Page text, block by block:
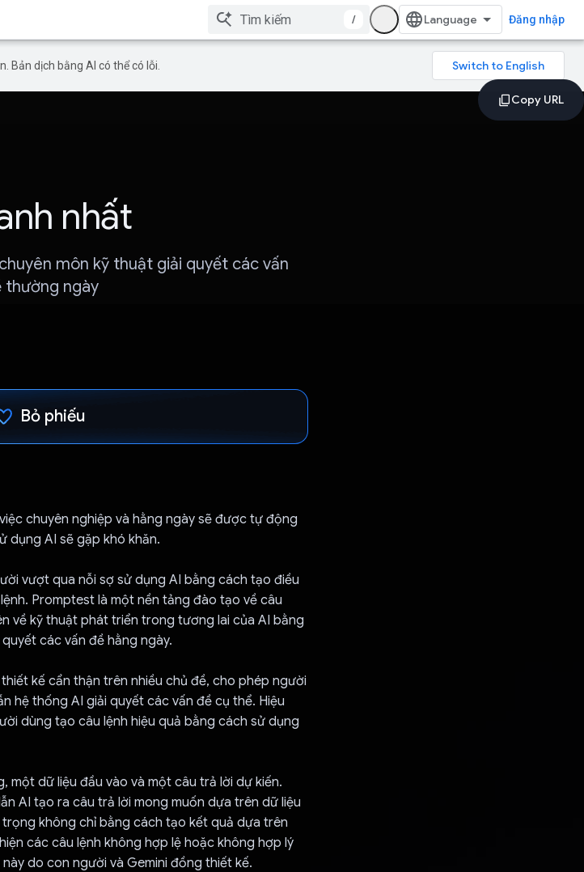
/ Đăng nhập
Bản dịch bằng AI có thể có lỗi.
nhất
môn kỹ thuật giải quyết các vấn
thường ngày
Bỏ phiếu
chuyên nghiệp và hằng ngày sẽ được tự động
dụng AI sẽ gặp khó khăn.
vượt qua nỗi sợ sử dụng AI bằng cách tạo điều
Promptest là một nền tảng đào tạo về câu
về kỹ thuật phát triển trong tương lai của AI bằng
các vấn đề hằng ngày.
kế cẩn thận trên nhiều chủ đề, cho phép người
hệ thống AI giải quyết các vấn đề cụ thể. Hiệu
dùng tạo câu lệnh hiệu quả bằng cách sử dụng
một dữ liệu đầu vào và một câu trả lời dự kiến.
AI tạo ra câu trả lời mong muốn dựa trên dữ liệu
không chỉ bằng cách tạo kết quả dựa trên
các câu lệnh không hợp lệ hoặc không hợp lý
do con người và Gemini đồng thiết kế.